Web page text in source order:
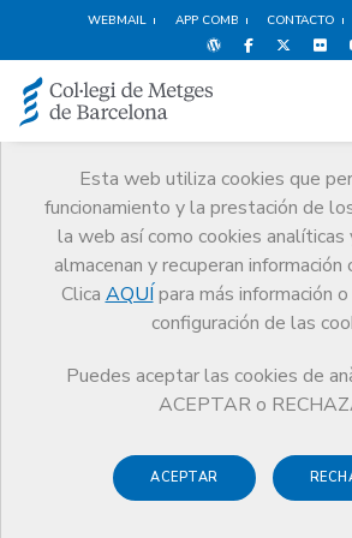
WEBMAIL APP COMB CONTACTO
Esta web utiliza cookies que
funcionamiento y la prestación de
la web así como cookies analíticas
almacenan y recuperan información
Clica AQUÍ para más información
configuración de las
Puedes aceptar las cookies de
ACEPTAR o
ACEPTAR
Demografía
El CoMB
El seguimiento de la evolución
retos y necesidades, tanto de los
sistema sanitario. Desde el CoMB hace